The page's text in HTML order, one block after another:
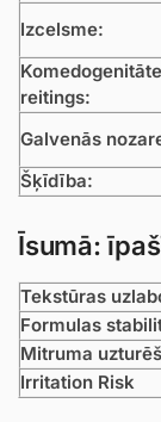
Izcelsme:
reitings:
Galvenās
Šķīdība:
Īsumā:
Tekstūras
Formulas
Mitruma
Irritation Risk